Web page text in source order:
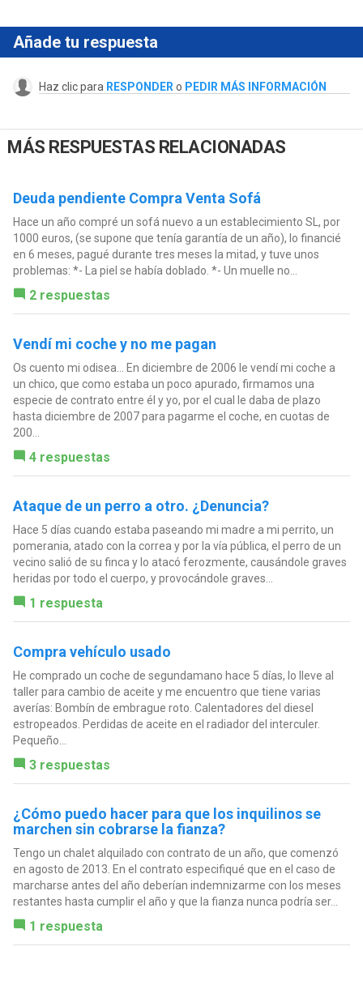
Añade tu respuesta
Haz clic para RESPONDER o PEDIR MÁS INFORMACIÓN
MÁS RESPUESTAS RELACIONADAS
Deuda pendiente Compra Venta Sofá
Hace un año compré un sofá nuevo a un establecimiento SL, por
1000 euros, (se supone que tenía garantía de un año), lo financié
en 6 meses, pagué durante tres meses la mitad, y tuve unos
problemas: *- La piel se había doblado. *- Un muelle no...
2 respuestas
Vendí mi coche y no me pagan
Os cuento mi odisea... En diciembre de 2006 le vendí mi coche a
un chico, que como estaba un poco apurado, firmamos una
especie de contrato entre él y yo, por el cual le daba de plazo
hasta diciembre de 2007 para pagarme el coche, en cuotas de
200...
4 respuestas
Ataque de un perro a otro. ¿Denuncia?
Hace 5 días cuando estaba paseando mi madre a mi perrito, un
pomerania, atado con la correa y por la vía pública, el perro de un
vecino salió de su finca y lo atacó ferozmente, causándole graves
heridas por todo el cuerpo, y provocándole graves...
1 respuesta
Compra vehículo usado
He comprado un coche de segundamano hace 5 días, lo lleve al
taller para cambio de aceite y me encuentro que tiene varias
averías: Bombín de embrague roto. Calentadores del diesel
estropeados. Perdidas de aceite en el radiador del interculer.
Pequeño...
3 respuestas
¿Cómo puedo hacer para que los inquilinos se
marchen sin cobrarse la fianza?
Tengo un chalet alquilado con contrato de un año, que comenzó
en agosto de 2013. En el contrato especifiqué que en el caso de
marcharse antes del año deberían indemnizarme con los meses
restantes hasta cumplir el año y que la fianza nunca podría ser...
1 respuesta